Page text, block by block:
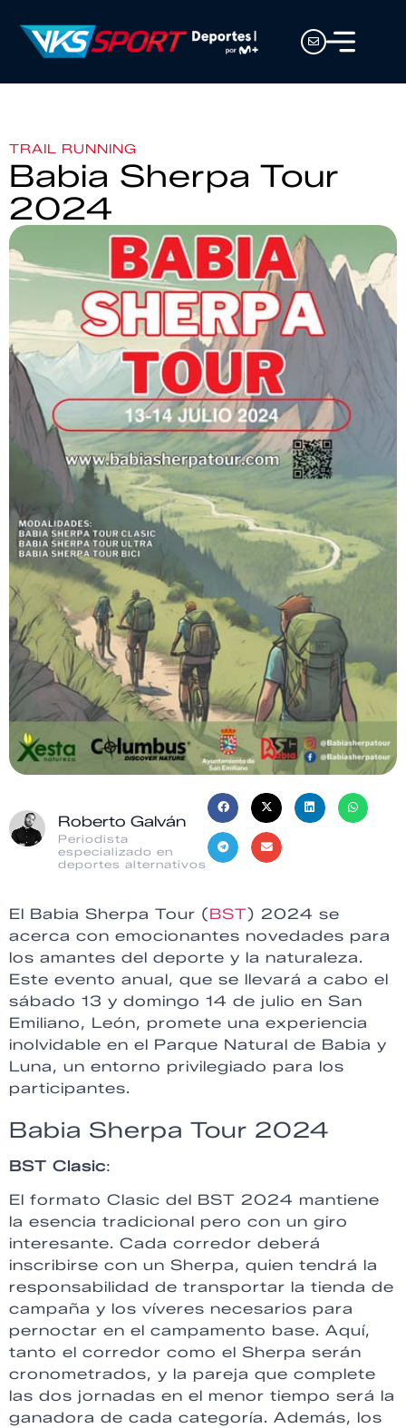
TRAIL RUNNING
Babia Sherpa Tour
2024
Roberto Galván
Periodista
especializado en
deportes alternativos
El Babia Sherpa Tour (BST) 2024 se
acerca con emocionantes novedades para
los amantes del deporte y la naturaleza.
Este evento anual, que se llevará a cabo el
sábado 13 y domingo 14 de julio en San
Emiliano, León, promete una experiencia
inolvidable en el Parque Natural de Babia y
Luna, un entorno privilegiado para los
participantes.
Babia Sherpa Tour 2024
BST Clasic:
El formato Clasic del BST 2024 mantiene
la esencia tradicional pero con un giro
interesante. Cada corredor deberá
inscribirse con un Sherpa, quien tendrá la
responsabilidad de transportar la tienda de
campaña y los víveres necesarios para
pernoctar en el campamento base. Aquí,
tanto el corredor como el Sherpa serán
cronometrados, y la pareja que complete
las dos jornadas en el menor tiempo será la
ganadora de cada categoría. Además, los